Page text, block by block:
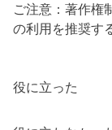
ご注意：著作権
の利用を推奨す
役に立った